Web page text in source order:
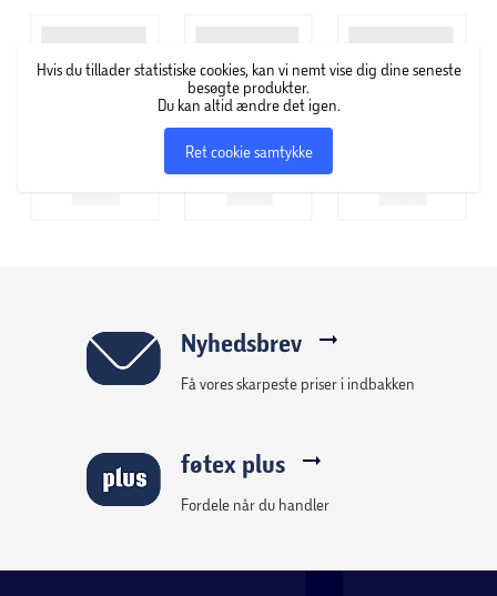
Hvis du tillader statistiske cookies, kan vi nemt vise dig dine seneste
besøgte produkter.
Du kan altid ændre det igen.
Ret cookie samtykke
Nyhedsbrev
Få vores skarpeste priser i indbakken
føtex plus
Fordele når du handler